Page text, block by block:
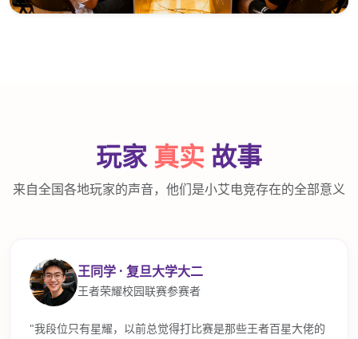
玩家真实 故事
来自全国各地玩家的声音，他们是小艾电竞存在的全部意义
王同学 · 复旦大学大二
王者荣耀校园联赛参赛者
"我段位只有星耀，以前总觉得打比赛是那些王者百星大佬的